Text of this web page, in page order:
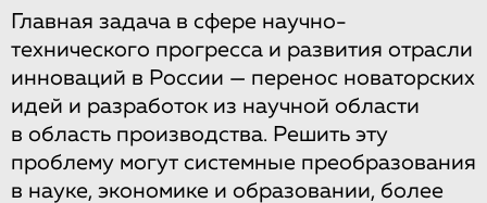
Главная задача в сфере научно-
технического прогресса и развития отрасли
инноваций в России — перенос новаторских
идей и разработок из научной области
в область производства. Решить эту
проблему могут системные преобразования
в науке, экономике и образовании, более